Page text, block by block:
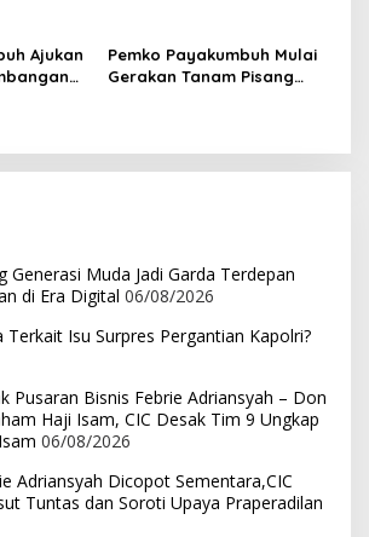
Ajukan
Pemko Payakumbuh Mulai
Gerakan Tanam Pisang
Generasi Muda Jadi Garda Terdepan
di Era Digital 06/08/2026
Terkait Isu Surpres Pergantian Kapolri?
Pusaran Bisnis Febrie Adriansyah – Don
Haji Isam, CIC Desak Tim 9 Ungkap
06/08/2026
Adriansyah Dicopot Sementara,CIC
Tuntas dan Soroti Upaya Praperadilan